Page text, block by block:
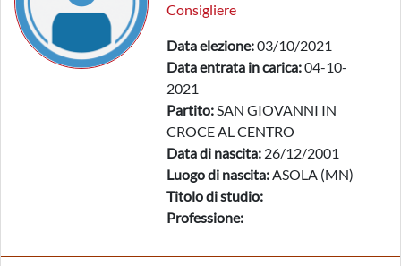
Consigliere
Data elezione:03/10/2021
Data entrata in carica:04-10-
2021
Partito:SAN GIOVANNI IN
CROCE AL CENTRO
Data di nascita: 26/12/2001
Luogo di nascita:ASOLA (MN)
Titolo di studio:
Professione: